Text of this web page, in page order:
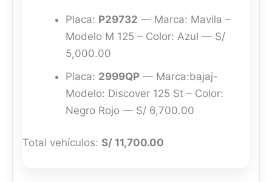
Placa: P29732 — Marca: Mavila –
Modelo M 125 – Color: Azul — S/
5,000.00
Placa: 2999QP — Marca:bajaj-
Modelo: Discover 125 St – Color:
Negro Rojo — S/ 6,700.00
Total vehículos: S/ 11,700.00